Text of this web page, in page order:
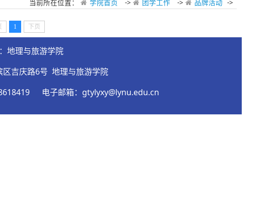
当前所在位置： 学院首页 -> 团学工作 -> 品牌活动 ->
1 下页
地理与旅游学院
吉庆路6号 地理与旅游学院
电子邮箱：gtylyxy@lynu.edu.cn